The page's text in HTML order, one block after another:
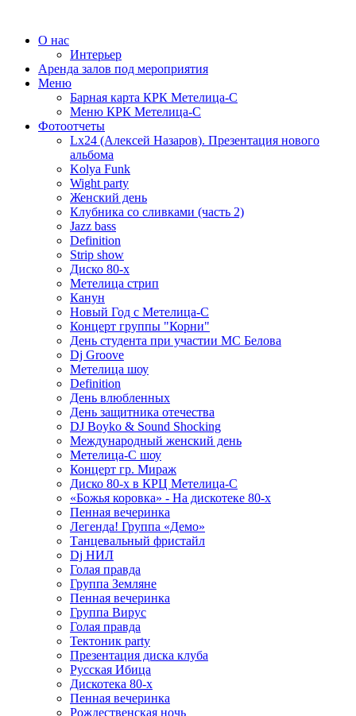
О нас
Интерьер
Аренда залов под мероприятия
Меню
Барная карта КРК Метелица-С
Меню КРК Метелица-С
Фотоотчеты
Lx24 (Алексей Назаров). Презентация нового
альбома
Kolya Funk
Wight party
Женский день
Клубника со сливками (часть 2)
Jazz bass
Definition
Strip show
Диско 80-х
Метелица стрип
Канун
Новый Год с Метелица-С
Концерт группы "Корни"
День студента при участии МС Белова
Dj Groove
Метелица шоу
Definition
День влюбленных
День защитника отечества
DJ Boyko & Sound Shocking
Международный женский день
Метелица-С шоу
Концерт гр. Мираж
Диско 80-х в КРЦ Метелица-С
«Божья коровка» - На дискотеке 80-х
Пенная вечеринка
Легенда! Группа «Демо»
Танцевальный фристайл
Dj НИЛ
Голая правда
Группа Земляне
Пенная вечеринка
Группа Вирус
Голая правда
Тектоник party
Презентация диска клуба
Русская Ибица
Дискотека 80-х
Пенная вечеринка
Рождественская ночь